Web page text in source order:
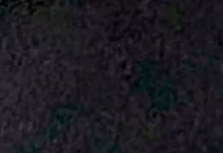
ja 24 VDC versioina.